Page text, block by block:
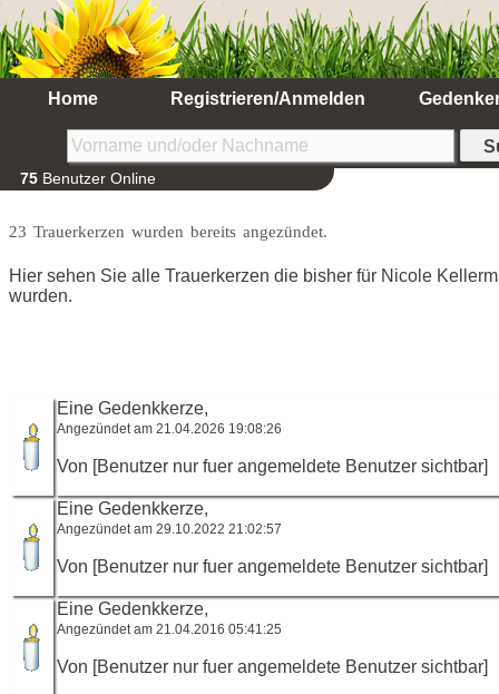
Home Registrieren/Anmelden
75 Benutzer Online
23 Trauerkerzen wurden bereits angezündet.
Hier sehen Sie alle Trauerkerzen die bisher für Nicole
wurden.
Eine Gedenkkerze,
Angezündet am 21.04.2026 19:08:26
Von [Benutzer nur fuer angemeldete Benutzer sichtbar]
Eine Gedenkkerze,
Angezündet am 29.10.2022 21:02:57
Von [Benutzer nur fuer angemeldete Benutzer sichtbar]
Eine Gedenkkerze,
Angezündet am 21.04.2016 05:41:25
Von [Benutzer nur fuer angemeldete Benutzer sichtbar]